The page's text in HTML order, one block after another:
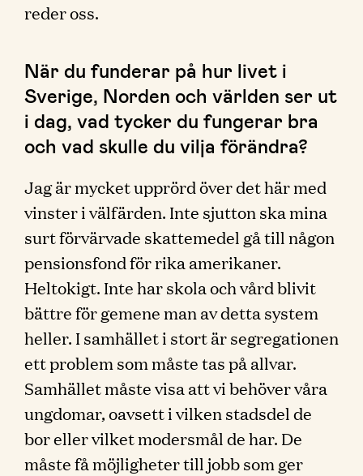
reder oss.
När du funderar på hur livet i
Sverige, Norden och världen ser ut
i dag, vad tycker du fungerar bra
och vad skulle du vilja förändra?
Jag är mycket upprörd över det här med
vinster i välfärden. Inte sjutton ska mina
surt förvärvade skattemedel gå till någon
pensionsfond för rika amerikaner.
Heltokigt. Inte har skola och vård blivit
bättre för gemene man av detta system
heller. I samhället i stort är segregationen
ett problem som måste tas på allvar.
Samhället måste visa att vi behöver våra
ungdomar, oavsett i vilken stadsdel de
bor eller vilket modersmål de har. De
måste få möjligheter till jobb som ger